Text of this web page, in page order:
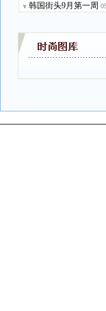
v 韩国街头9月第一周